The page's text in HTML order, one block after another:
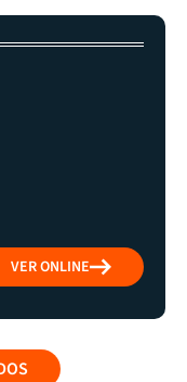
VER ONLINE